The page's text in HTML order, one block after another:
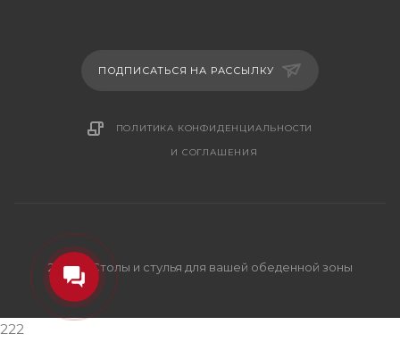
ПОДПИСАТЬСЯ НА РАССЫЛКУ
ПОЛИТИКА КОНФИДЕНЦИАЛЬНОСТИ
И СОГЛАШЕНИЯ
2026 © Столы и стулья для вашей обеденной зоны
222